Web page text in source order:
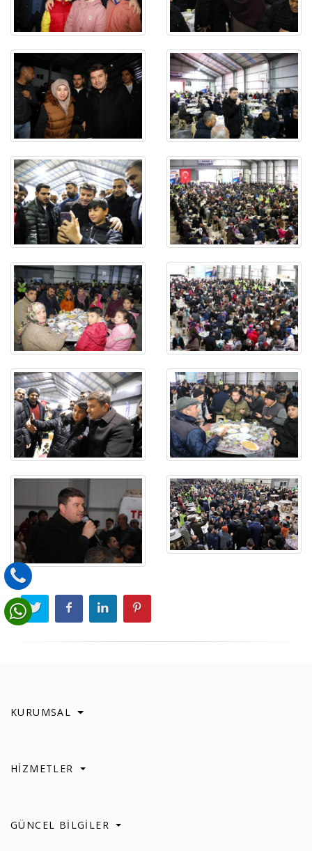
KURUMSAL
HİZMETLER
GÜNCEL BİLGİLER